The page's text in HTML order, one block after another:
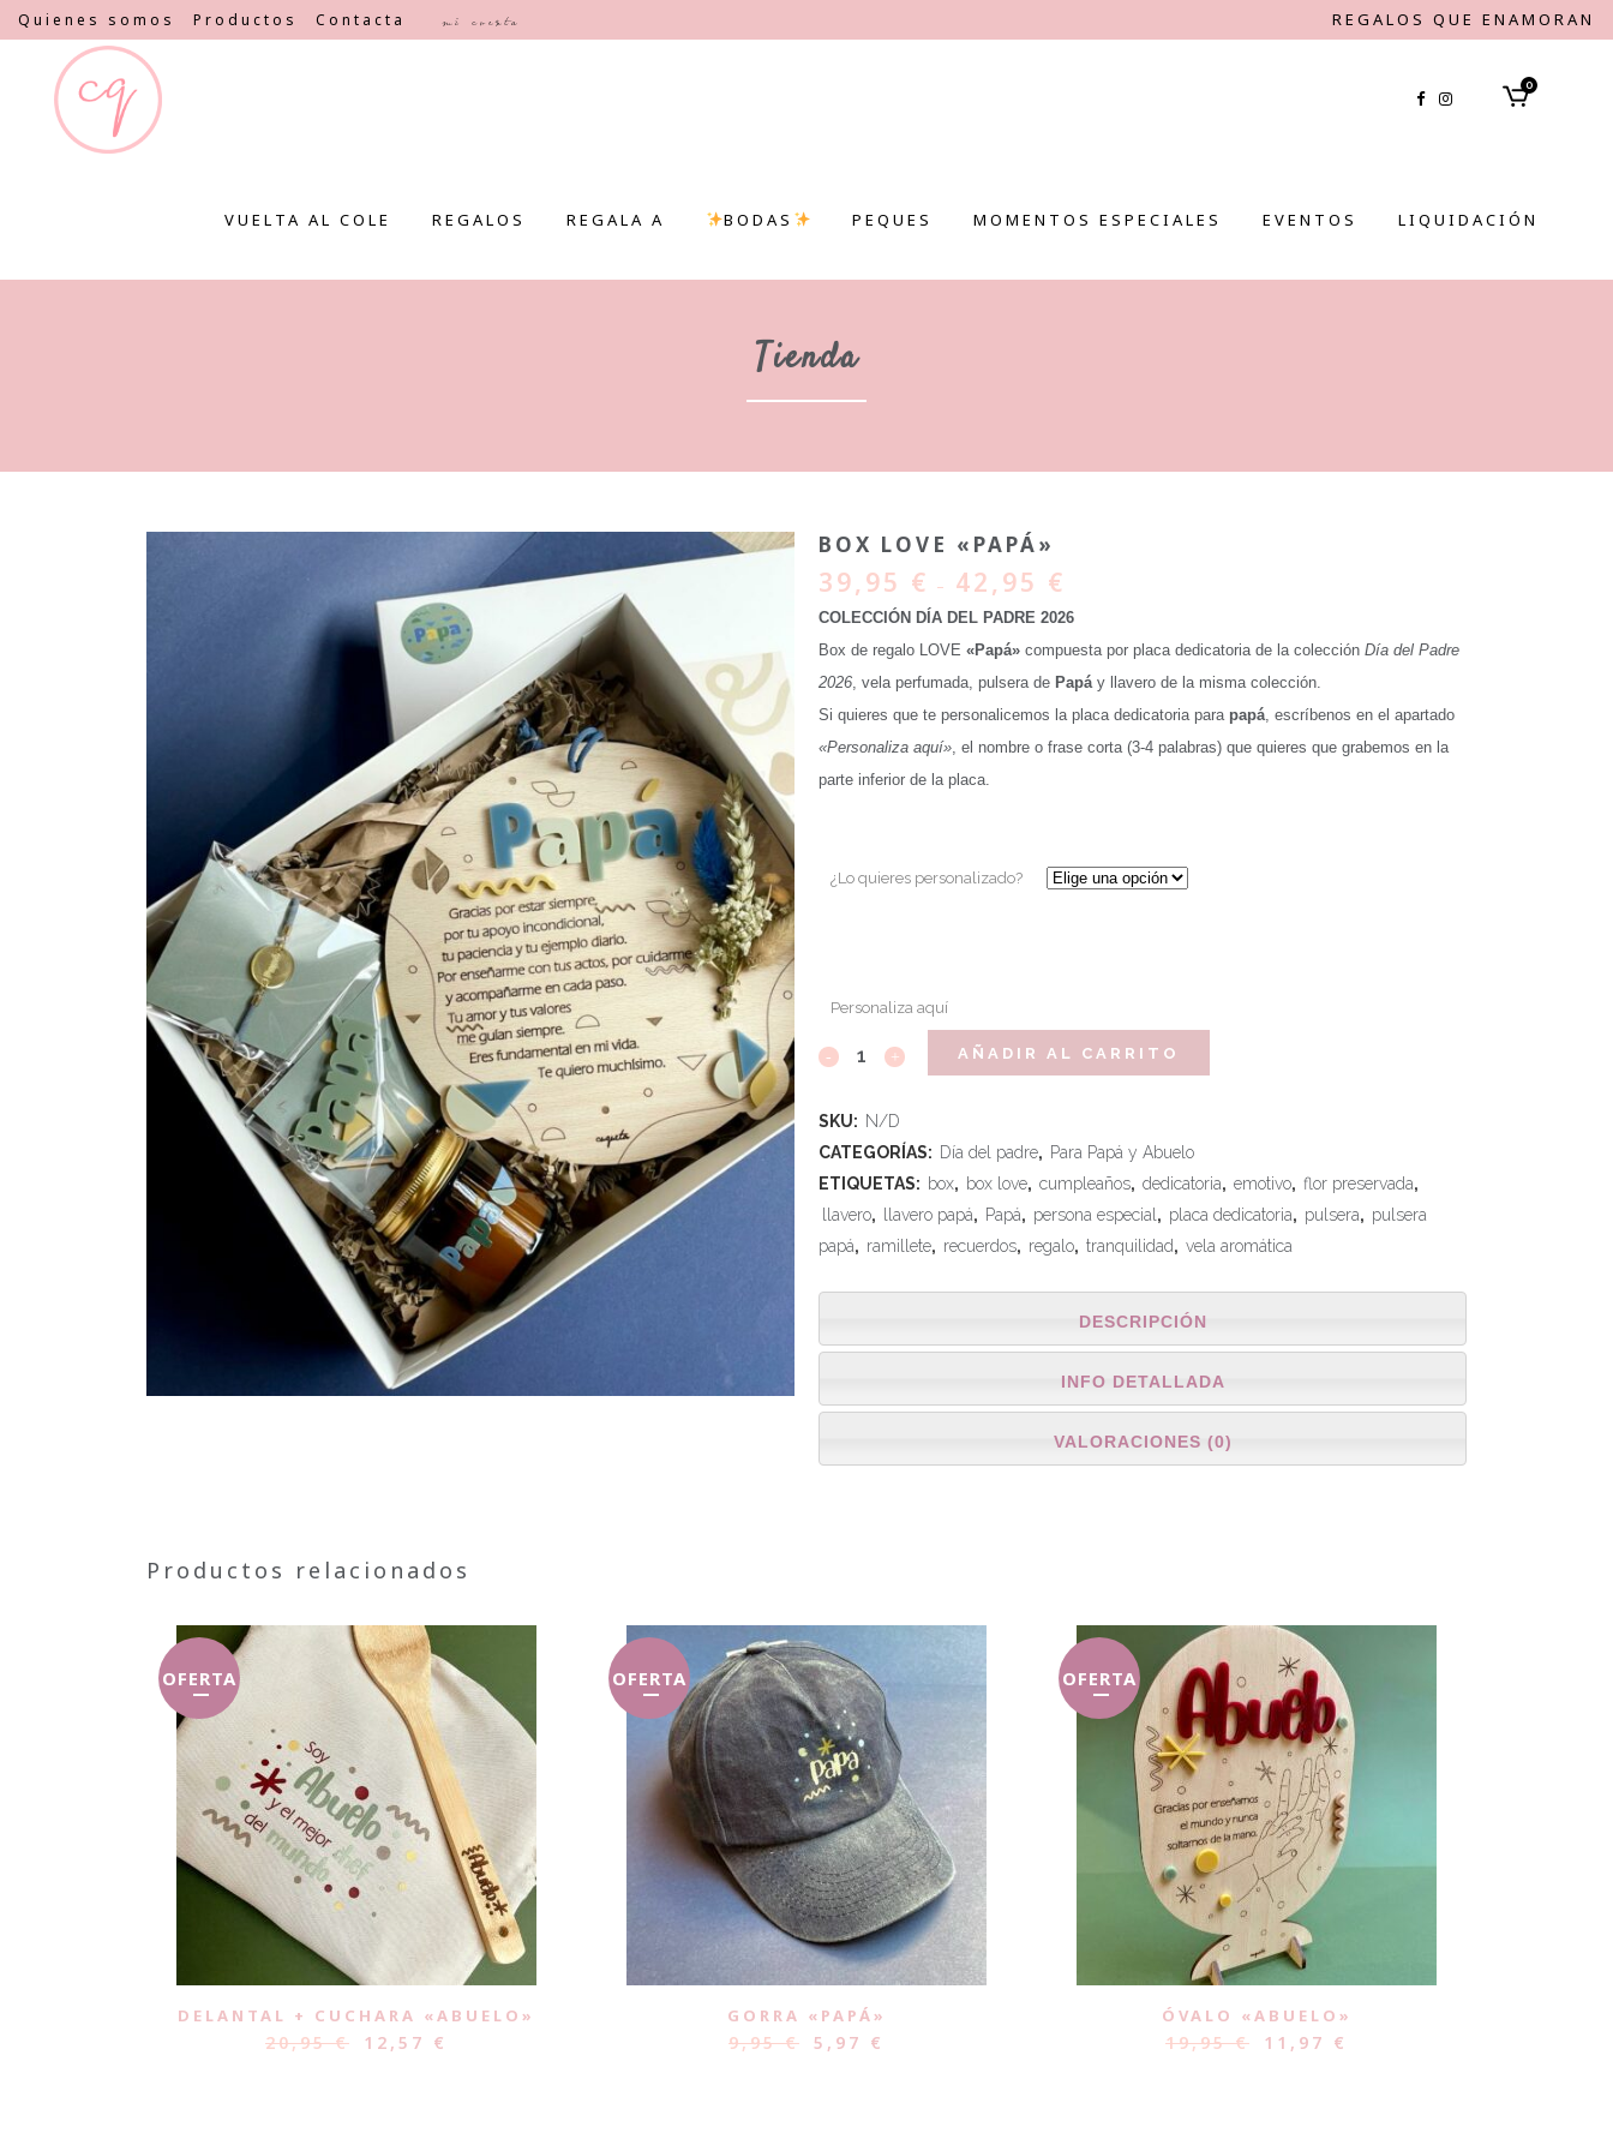
Quienes somos Productos Contacta Mi cuenta REGALOS QUE ENAMORAN
0
VUELTA AL COLE REGALOS REGALA A BODAS PEQUES MOMENTOS ESPECIALES EVENTOS LIQUIDACIÓN
Tienda
BOX LOVE «PAPÁ»
39,95 € – 42,95 €
COLECCIÓN DÍA DEL PADRE 2026
Box de regalo LOVE «Papá» compuesta por placa dedicatoria de la colección Día del Padre
2026, vela perfumada, pulsera de Papáy llavero de la misma colección.
Si quieres que te personalicemos la placa dedicatoria parapapá, escríbenos en el apartado
«Personaliza aquí», el nombre o frase corta (3-4 palabras) que quieres que grabemos en la
parte inferior de la placa.
¿Lo quieres personalizado?
Personaliza aquí
AÑADIR AL CARRITO
SKU: N/D
CATEGORÍAS: Día del padre, Para Papá y Abuelo
ETIQUETAS: box, box love, cumpleaños, dedicatoria, emotivo, flor preservada,
llavero, llavero papá, Papá, persona especial , placa dedicatoria, pulsera, pulsera
papá, ramillete, recuerdos, regalo, tranquilidad, vela aromática
DESCRIPCIÓN
INFO DETALLADA
VALORACIONES (0)
Productos relacionados
OFERTA
DELANTAL + CUCHARA «ABUELO»
20,95€ 12,57 €
OFERTA
GORRA «PAPÁ»
9,95€ 5,97 €
OFERTA
ÓVALO «ABUELO»
19,95€ 11,97 €